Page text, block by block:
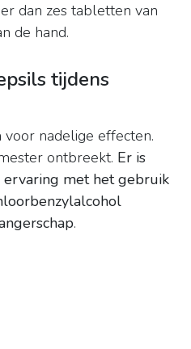
dan zes tabletten van
de hand.
tijdens
voor nadelige effecten.
ontbreekt. Er is
met het gebruik
.